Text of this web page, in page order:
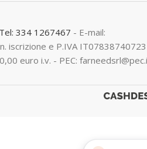
Tel: 334 1267467 - E-mail:
iscrizione e P.IVA
euro i.v. - PEC: